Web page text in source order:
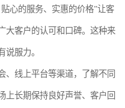
心的服务、实惠的价格”让客
大客户的认可和口碑。这种来
说服力。
、线上平台等渠道，了解不同
上长期保持良好声誉、客户回